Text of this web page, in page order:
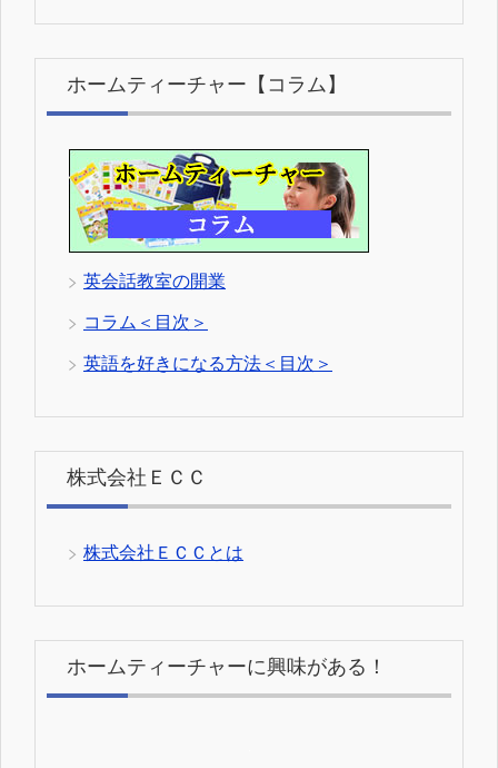
ホームティーチャー【コラム】
英会話教室の開業
コラム＜目次＞
英語を好きになる方法＜目次＞
株式会社ＥＣＣ
株式会社ＥＣＣとは
ホームティーチャーに興味がある！